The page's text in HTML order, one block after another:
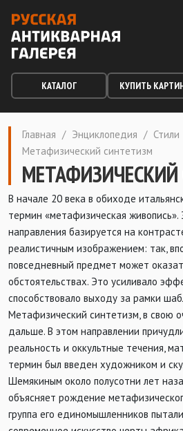
КАТАЛОГ КУПИТЬ
Главная / Энциклопедия / Стили
Метафизический синтетизм
В начале 20 века в обиходе
термин «метафизическая живопись».
направления базируется на
реалистичным изображением: так,
повседневный предмет может
обстоятельствах. Это усиливало
способствовало выходу за рамки
Метафизический синтетизм, в свою
дальше. В этом направлении
реальность и оккультные течения,
термин был введен художником и
Шемякиным около полусотни лет
объясняет рождение
группа его единомышленников